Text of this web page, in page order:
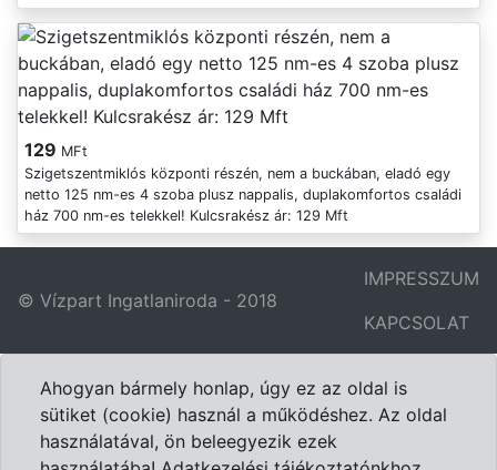
129 MFt
Szigetszentmiklós központi részén, nem a buckában, eladó egy
netto 125 nm-es 4 szoba plusz nappalis, duplakomfortos családi
ház 700 nm-es telekkel! Kulcsrakész ár: 129 Mft
© Vízpart Ingatlaniroda - 2018
IMPRESSZUM
KAPCSOLAT
Ahogyan bármely honlap, úgy ez az oldal is
sütiket (cookie) használ a működéshez. Az oldal
használatával, ön beleegyezik ezek